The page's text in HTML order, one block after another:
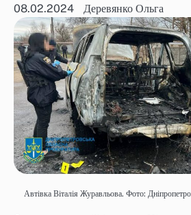
08.02.2024 Деревянко Ольга
Автівка Віталія Журавльова. Фото: